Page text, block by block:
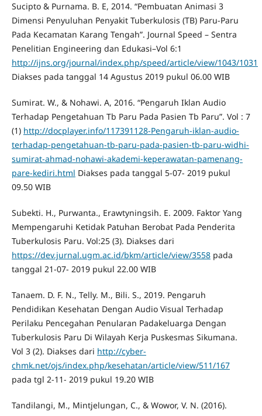
Sucipto & Purnama. B. E, 2014. “Pembuatan Animasi 3
Dimensi Penyuluhan Penyakit Tuberkulosis (TB) Paru-Paru
Pada Kecamatan Karang Tengah”. Journal Speed – Sentra
Penelitian Engineering dan Edukasi–Vol 6:1
http://ijns.org/journal/index.php/speed/article/view/1043/1031
Diakses pada tanggal 14 Agustus 2019 pukul 06.00 WIB
Sumirat. W., & Nohawi. A, 2016. “Pengaruh Iklan Audio
Terhadap Pengetahuan Tb Paru Pada Pasien Tb Paru”. Vol : 7
(1) http://docplayer.info/117391128-Pengaruh-iklan-audio-
terhadap-pengetahuan-tb-paru-pada-pasien-tb-paru-widhi-
sumirat-ahmad-nohawi-akademi-keperawatan-pamenang-
pare-kediri.html Diakses pada tanggal 5-07- 2019 pukul
09.50 WIB
Subekti. H., Purwanta., Erawtyningsih. E. 2009. Faktor Yang
Mempengaruhi Ketidak Patuhan Berobat Pada Penderita
Tuberkulosis Paru. Vol:25 (3). Diakses dari
https://dev.jurnal.ugm.ac.id/bkm/article/view/3558pada
tanggal 21-07- 2019 pukul 22.00 WIB
Tanaem. D. F. N., Telly. M., Bili. S., 2019. Pengaruh
Pendidikan Kesehatan Dengan Audio Visual Terhadap
Perilaku Pencegahan Penularan Padakeluarga Dengan
Tuberkulosis Paru Di Wilayah Kerja Puskesmas Sikumana.
Vol 3 (2). Diakses dari http://cyber-
chmk.net/ojs/index.php/kesehatan/article/view/511/167
pada tgl 2-11- 2019 pukul 19.20 WIB
Tandilangi, M., Mintjelungan, C., & Wowor, V. N. (2016).